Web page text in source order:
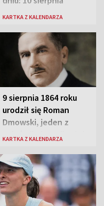
KARTKA Z KALENDARZA
9 sierpnia 1864 roku
urodził się Roman
Dmowski, jeden z
„ojców” niepodległej
KARTKA Z KALENDARZA